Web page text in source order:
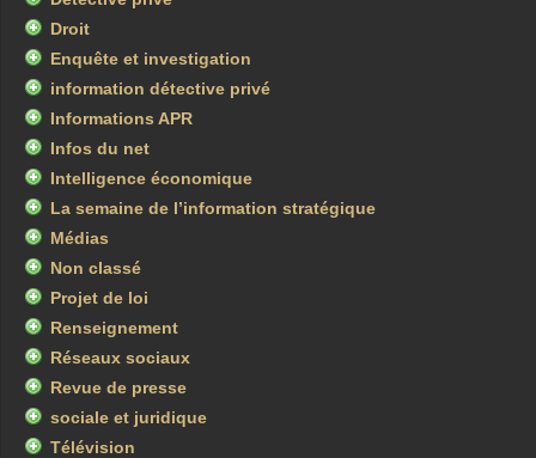
Droit
Enquête et investigation
information détective privé
Informations APR
Infos du net
Intelligence économique
La semaine de l’information stratégique
Médias
Non classé
Projet de loi
Renseignement
Réseaux sociaux
Revue de presse
sociale et juridique
Télévision